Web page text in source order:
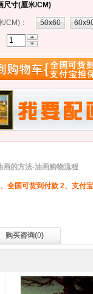
尺寸(厘米/CM)
/CM) ： 50x60
画的方法-油画购物流程
全国可货到付款 2、支付
购买咨询(0)